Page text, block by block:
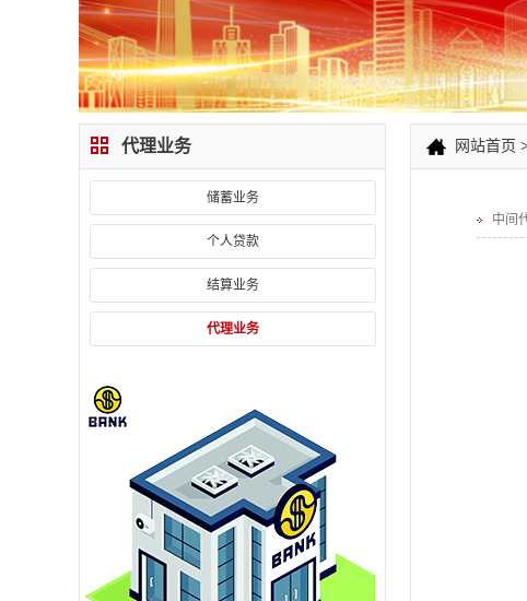
代理业务
储蓄业务
个人贷款
结算业务
代理业务
网站首页
中间